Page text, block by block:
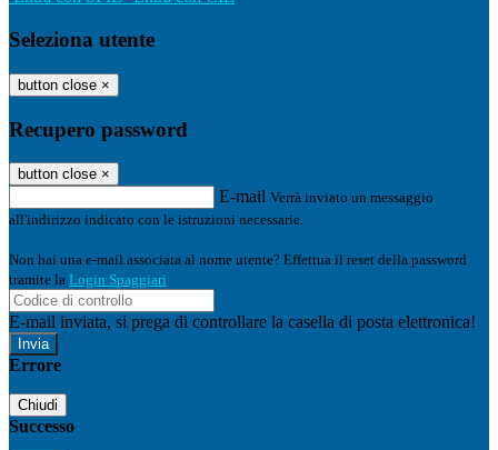
Seleziona utente
button close ×
Recupero password
button close ×
E-mail Verrà inviato un messaggio
all'indirizzo indicato con le istruzioni necessarie.
Non hai una e-mail associata al nome utente? Effettua il reset della password
tramite la Login Spaggiari
E-mail inviata, si prega di controllare la casella di posta elettronica!
Errore
Chiudi
Successo